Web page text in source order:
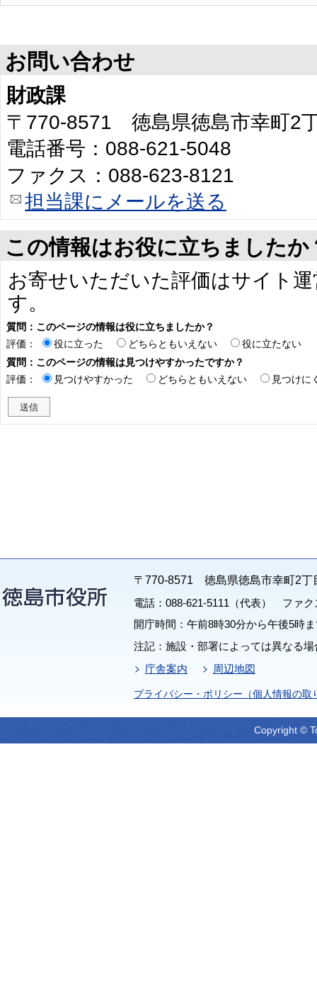
お問い合わせ
財政課
〒770-8571 徳島県徳島市幸町2
電話番号：088-621-5048
ファクス：088-623-8121
担当課にメールを送る
この情報はお役に立ちましたか
お寄せいただいた評価はサイト
す。
質問：このページの情報は役に立ちましたか？
評価：
役に立った どちらともいえない
役に立たない
質問：このページの情報は見つけやすかったですか？
評価：
見つけやすかった どちらともいえない 見つけに
〒770-8571 徳島県徳島市幸町2丁
電話：088-621-5111（代表） ファク
開庁時間：午前8時30分から午後5時
注記：施設・部署によっては異なる
庁舎案内
周辺地図
プライバシー・ポリシー（個人情報の取
Copyright ©